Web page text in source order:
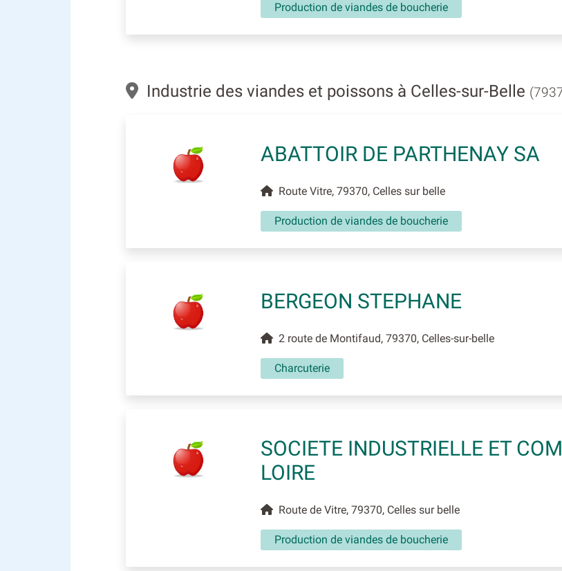
Production de viandes de boucherie
Industrie des viandes et poissons à Celles-sur-Belle
ABATTOIR DE PARTHENAY SA
Route Vitre, 79370, Celles sur belle
Production de viandes de boucherie
BERGEON STEPHANE
2 route de Montifaud, 79370, Celles-sur-belle
Charcuterie
SOCIETE INDUSTRIELLE ET
LOIRE
Route de Vitre, 79370, Celles sur belle
Production de viandes de boucherie